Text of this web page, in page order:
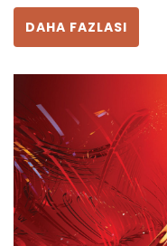
DAHA FAZLASI